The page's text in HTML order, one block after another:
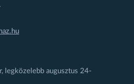
legközelebb augusztus 24-